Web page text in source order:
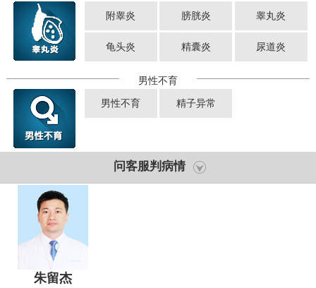
附睾炎 膀胱炎 睾丸炎
龟头炎 精囊炎 尿道炎
男性不育
男性不育 精子异常
问客服判病情
朱留杰